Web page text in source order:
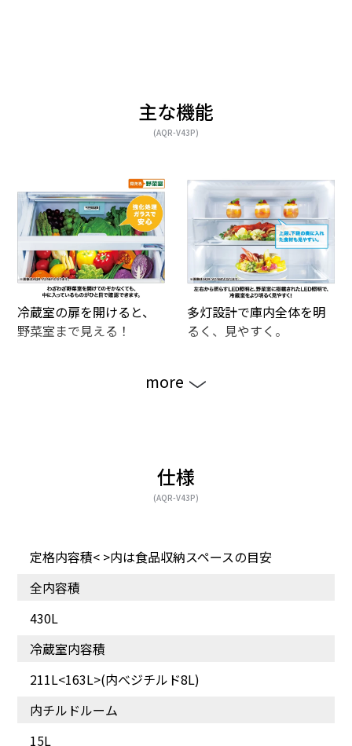
主な機能
(AQR-V43P)
冷蔵室の扉を開けると、
野菜室まで見える！
多灯設計で庫内全体を明
るく、見やすく。
使い勝手のいい、ワイド
製氷ユニットをはずせ
more
仕様
(AQR-V43P)
定格内容積< >内は食品収納スペースの目安
全内容積
430L
冷蔵室内容積
211L<163L>(内べジチルド8L)
内チルドルーム
15L